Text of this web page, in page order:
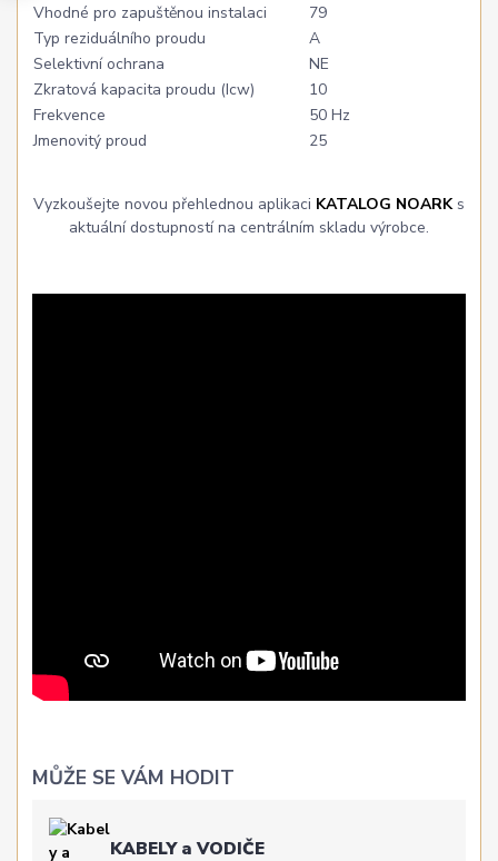
Vhodné pro zapuštěnou instalaci
79
Typ reziduálního proudu
A
Selektivní ochrana
NE
Zkratová kapacita proudu (Icw)
10
Frekvence
50 Hz
Jmenovitý proud
25
Vyzkoušejte novou přehlednou aplikaci KATALOG NOARKs
aktuální dostupností na centrálním skladu výrobce.
MŮŽE SE VÁM HODIT
KABELY a VODIČE